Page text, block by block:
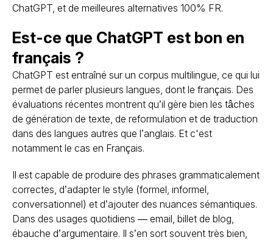
ChatGPT, et de meilleures alternatives 100% FR.
Est-ce que ChatGPT est bon en
français ?
ChatGPT est entraîné sur un corpus multilingue, ce qui lui
permet de parler plusieurs langues, dont le français. Des
évaluations récentes montrent qu’il gère bien les tâches
de génération de texte, de reformulation et de traduction
dans des langues autres que l’anglais. Et c'est
notamment le cas en Français.
Il est capable de produire des phrases grammaticalement
correctes, d’adapter le style (formel, informel,
conversationnel) et d’ajouter des nuances sémantiques.
Dans des usages quotidiens — email, billet de blog,
ébauche d’argumentaire. Il s’en sort souvent très bien,